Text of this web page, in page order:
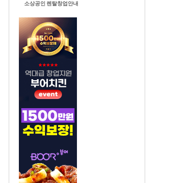
소상공인 렌탈창업안내